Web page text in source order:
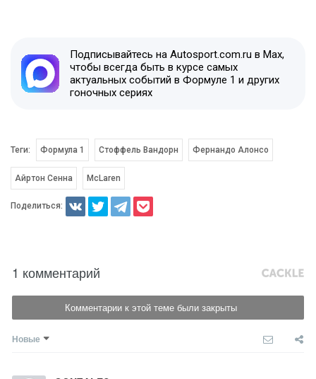
Подписывайтесь на Autosport.com.ru в Max,
чтобы всегда быть в курсе самых
актуальных событий в Формуле 1 и других
гоночных сериях
Теги: Формула 1 Стоффель Вандорн Фернандо Алонсо
Айртон Сенна McLaren
Поделиться:
1 комментарий
Комментарии к этой теме были закрыты
Новые